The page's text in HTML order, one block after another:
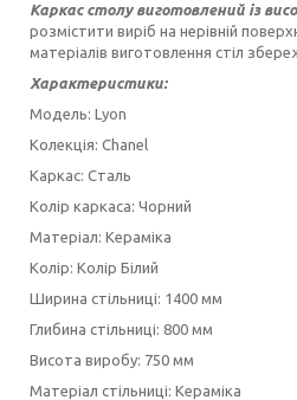
Каркас столу виготовлений із
розмістити виріб на нерівній
матеріалів виготовлення стіл
Характеристики:
Модель: Lyon
Колекція: Chanel
Каркас: Сталь
Колір каркаса: Чорний
Матеріал: Кераміка
Колір: Колір Білий
Ширина стільниці: 1400 мм
Глибина стільниці: 800 мм
Висота виробу: 750 мм
Матеріал стільниці: Кераміка